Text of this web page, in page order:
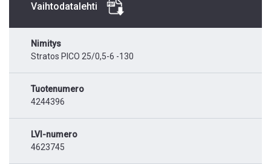
Vaihtodatalehti
Nimitys
Stratos PICO 25/0,5-6 -130
Tuotenumero
4244396
LVI-numero
4623745